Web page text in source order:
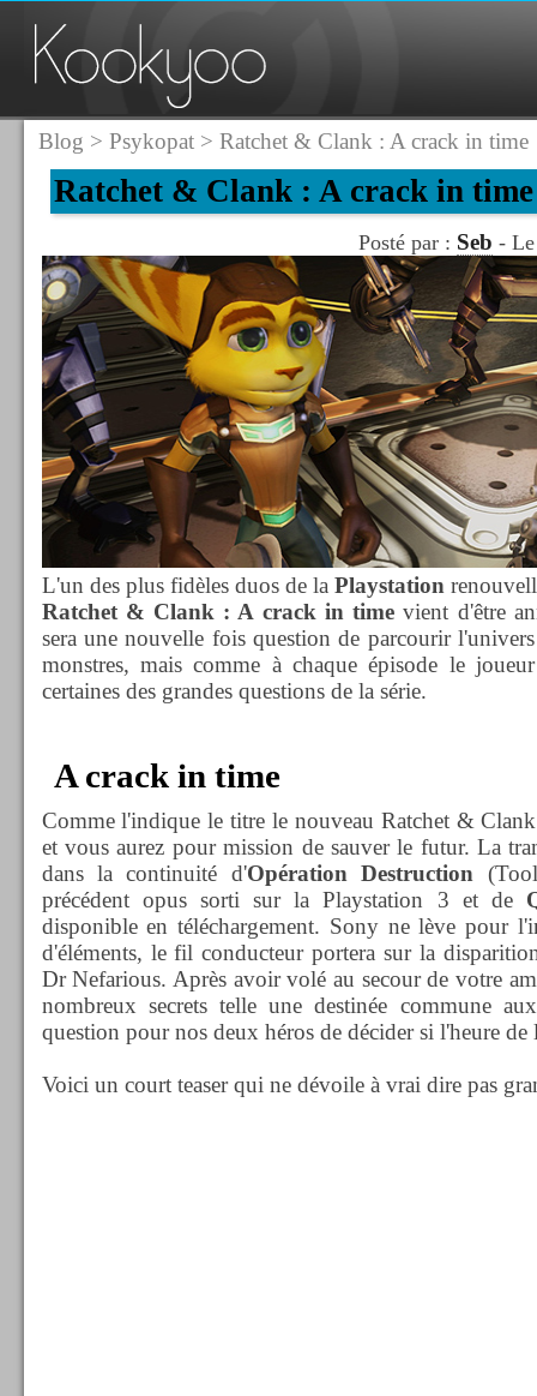
Blog > Psykopat> Ratchet & Clank : A crack in time
Ratchet & Clank : A crack in time
Posté par : Seb -
L'un des plus fidèles duos de la Playstation
Ratchet & Clank : A crack in time vient d'être
sera une nouvelle fois question de parcourir
monstres, mais comme à chaque épisode le
certaines des grandes questions de la série.
A crack in time
Comme l'indique le titre le nouveau Ratchet & Clank
et vous aurez pour mission de sauver le futur. La
dans la continuité d'Opération Destruction
précédent opus sorti sur la Playstation 3 et de
disponible en téléchargement. Sony ne lève pour
d'éléments, le fil conducteur portera sur la
Dr Nefarious. Après avoir volé au secour de votre
nombreux secrets telle une destinée commune
question pour nos deux héros de décider si l'heure de
Voici un court teaser qui ne dévoile à vrai dire pas